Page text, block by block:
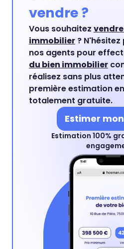
vendre ?
Vous souhaitez
immobilier ?
nos agents pour
du bien immobilier
réalisez sans plus
première estimation
totalement gratuite.
Estimer
Estimation 100%